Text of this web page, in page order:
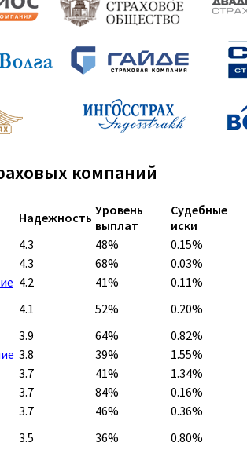
компаний
Надежность Уровень
выплат
Судебные
иски
4.3 48%
0.15%
4.3 68%
0.03%
4.2 41%
0.11%
4.1 52%
0.20%
3.9 64%
0.82%
3.8 39%
1.55%
3.7 41%
1.34%
3.7 84%
0.16%
3.7 46%
0.36%
3.5 36%
0.80%